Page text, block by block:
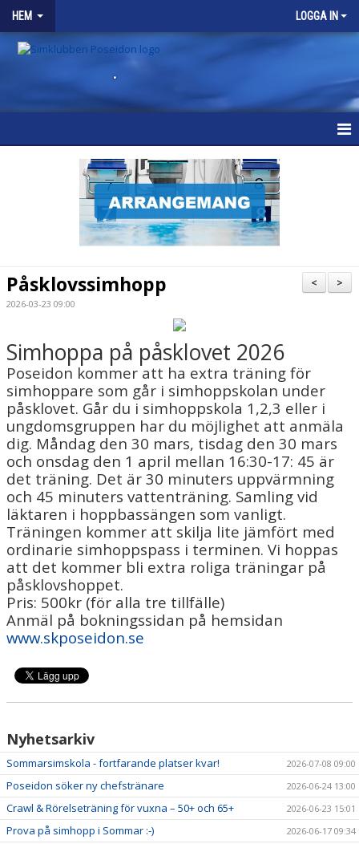
HEM LOGGA IN
.
>
<
Påsklovssimhopp
2026-03-23 09:00
Simhoppa på påsklovet 2026
Poseidon kommer att ha extra träning för
simhoppare som går i simhoppskolan under
påsklovet. Går du i simhoppskola 1,2,3 eller i
ungdomsgruppen har du möjlighet att anmäla
dig. Måndag den 30 mars, tisdag den 30 mars
och onsdag den 1 april mellan 16:30-17: 45 är
det träning. Det är 30 minuters uppvärmning
och 45 minuters vattenträning. Samling vid
läktaren i hoppbassängen som vanligt.
Träningen kommer att skilja lite jämfört med
ordinarie simhoppspass i terminen. Vi hoppas
att det kommer bli extra roliga träningar på
påsklovshoppet.
Pris: 500kr (för alla tre tillfälle)
Anmäl på bokningssidan på hemsidan
www.skposeidon.se
Nyhetsarkiv
Sommarsimskola - fortfarande platser kvar! 2026-07-08 09:00
Poseidon söker ny chefstränare 2026-06-24 13:00
Crawl & Rörelseträning för vuxna – 50+ och 65+ 2026-06-23 15:01
Prova på simhopp i Sommar :-) 2026-06-17 09:34